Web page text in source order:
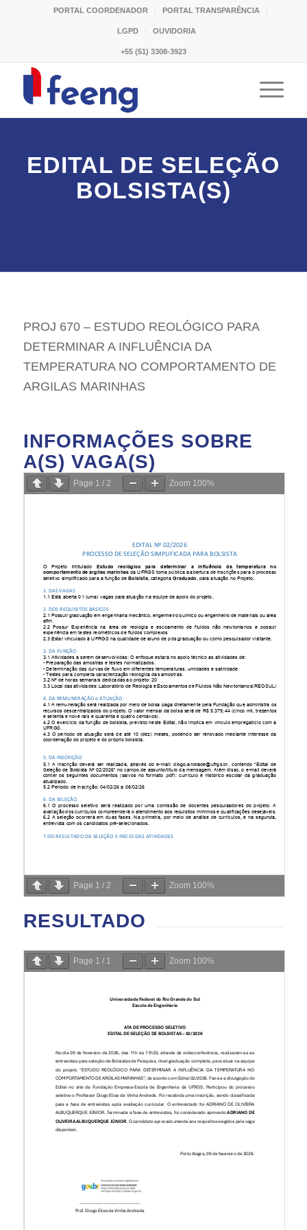
PORTAL COORDENADOR PORTAL TRANSPARÊNCIA
LGPD OUVIDORIA
+55 (51) 3308-3923
EDITAL DE SELEÇÃO
BOLSISTA(S)
PROJ 670 – ESTUDO REOLÓGICO PARA
DETERMINAR A INFLUÊNCIA DA
TEMPERATURA NO COMPORTAMENTO DE
ARGILAS MARINHAS
INFORMAÇÕES SOBRE
A(S) VAGA(S)
Page 1 / 2 Zoom 100%
Page 1 / 2 Zoom 100%
RESULTADO
Page 1 / 1 Zoom 100%